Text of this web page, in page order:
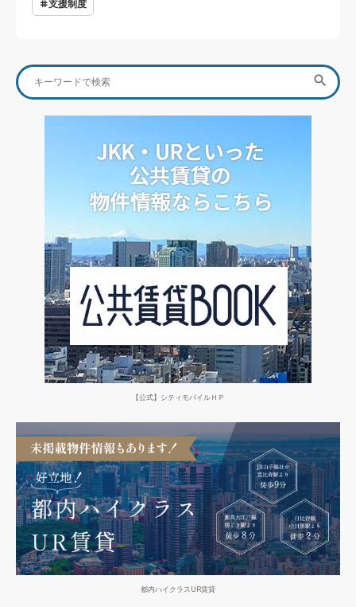
支援制度
Search
for:

【公式】シティモバイルＨＰ
都内ハイクラスUR賃貸